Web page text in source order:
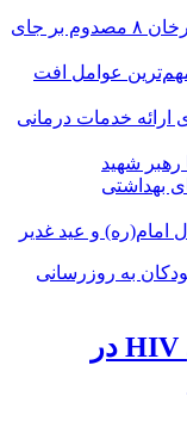
راهنمای مصرف داروهای HIV در